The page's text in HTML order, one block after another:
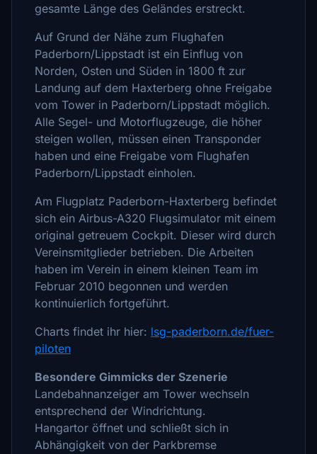
gesamte Länge des Geländes erstreckt.
Auf Grund der Nähe zum Flughafen
Paderborn/Lippstadt ist ein Einflug von
Norden, Osten und Süden in 1800 ft zur
Landung auf dem Haxterberg ohne Freigabe
vom Tower in Paderborn/Lippstadt möglich.
Alle Segel- und Motorflugzeuge, die höher
steigen wollen, müssen einen Transponder
haben und eine Freigabe vom Flughafen
Paderborn/Lippstadt einholen.
Am Flugplatz Paderborn-Haxterberg befindet
sich ein Airbus-A320 Flugsimulator mit einem
original getreuem Cockpit. Dieser wird durch
Vereinsmitglieder betrieben. Die Arbeiten
haben im Verein in einem kleinen Team im
Februar 2010 begonnen und werden
kontinuierlich fortgeführt.
Charts findet ihr hier: lsg-paderborn.de/fuer-
piloten
Besondere Gimmicks der Szenerie
Landebahnanzeiger am Tower wechseln
entsprechend der Windrichtung.
Hangartor öffnet und schließt sich in
Abhängigkeit von der Parkbremse